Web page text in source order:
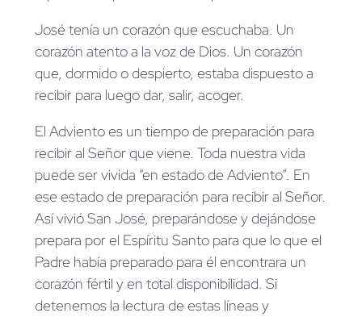
José tenía un corazón que escuchaba. Un
corazón atento a la voz de Dios. Un corazón
que, dormido o despierto, estaba dispuesto a
recibir para luego dar, salir, acoger.
El Adviento es un tiempo de preparación para
recibir al Señor que viene. Toda nuestra vida
puede ser vivida “en estado de Adviento”. En
ese estado de preparación para recibir al Señor.
Así vivió San José, preparándose y dejándose
prepara por el Espíritu Santo para que lo que el
Padre había preparado para él encontrara un
corazón fértil y en total disponibilidad. Si
detenemos la lectura de estas líneas y